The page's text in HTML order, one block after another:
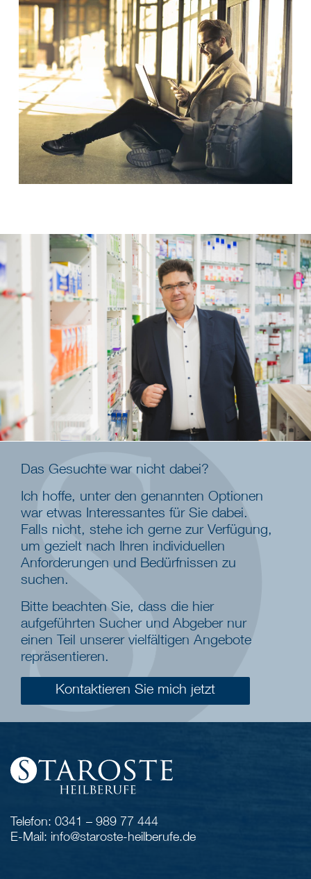
Das Gesuchte war nicht dabei?
Ich hoffe, unter den genannten Optionen
war etwas Interessantes für Sie dabei.
Falls nicht, stehe ich gerne zur Verfügung,
um gezielt nach Ihren individuellen
Anforderungen und Bedürfnissen zu
suchen.
Bitte beachten Sie, dass die hier
aufgeführten Sucher und Abgeber nur
einen Teil unserer vielfältigen Angebote
repräsentieren.
Kontaktieren Sie mich jetzt
Telefon: 0341 – 989 77 444
E-Mail: info@staroste-heilberufe.de